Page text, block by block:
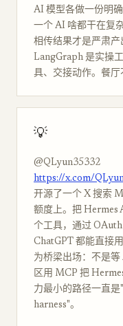
AI 模型各做一份明
一个 AI 啥都干在复
相传结果才是严肃
LangGraph 是实操
具、交接动作。餐厅
💡
@QLyun35332
https://x.com/
开源了一个 X 搜索
额度上。把 Hermes
个工具，通过
ChatGPT 都能直接
为桥梁出场：不是
区用 MCP 把
力最小的路径一直是
harness"。